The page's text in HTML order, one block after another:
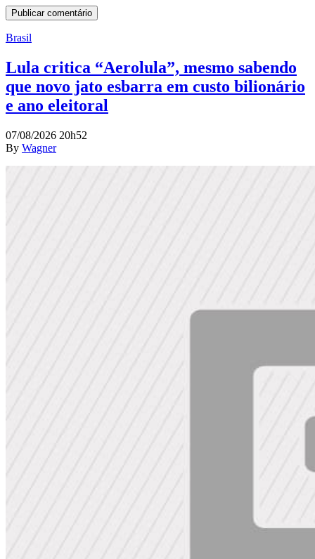
Brasil
Lula critica “Aerolula”, mesmo sabendo
que novo jato esbarra em custo bilionário
e ano eleitoral
07/08/2026 20h52
By Wagner